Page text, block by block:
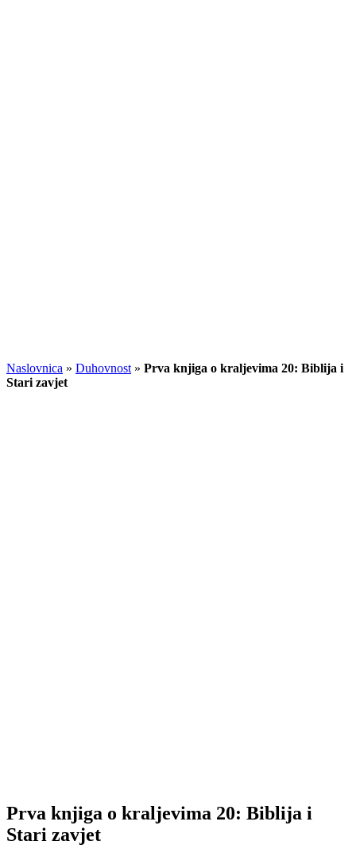
Naslovnica » Duhovnost » Prva knjiga o kraljevima 20: Biblija i
Stari zavjet
Prva knjiga o kraljevima 20: Biblija i
Stari zavjet